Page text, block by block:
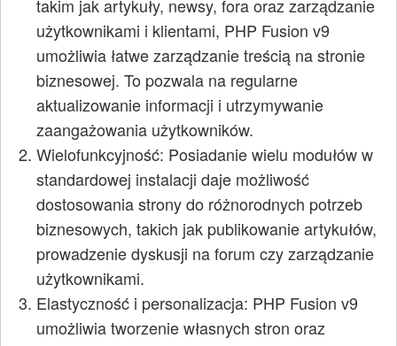
takim jak artykuły, newsy, fora oraz zarządzanie
użytkownikami i klientami, PHP Fusion v9
umożliwia łatwe zarządzanie treścią na stronie
biznesowej. To pozwala na regularne
aktualizowanie informacji i utrzymywanie
zaangażowania użytkowników.
Wielofunkcyjność: Posiadanie wielu modułów w
standardowej instalacji daje możliwość
dostosowania strony do różnorodnych potrzeb
biznesowych, takich jak publikowanie artykułów,
prowadzenie dyskusji na forum czy zarządzanie
użytkownikami.
Elastyczność i personalizacja: PHP Fusion v9
umożliwia tworzenie własnych stron oraz